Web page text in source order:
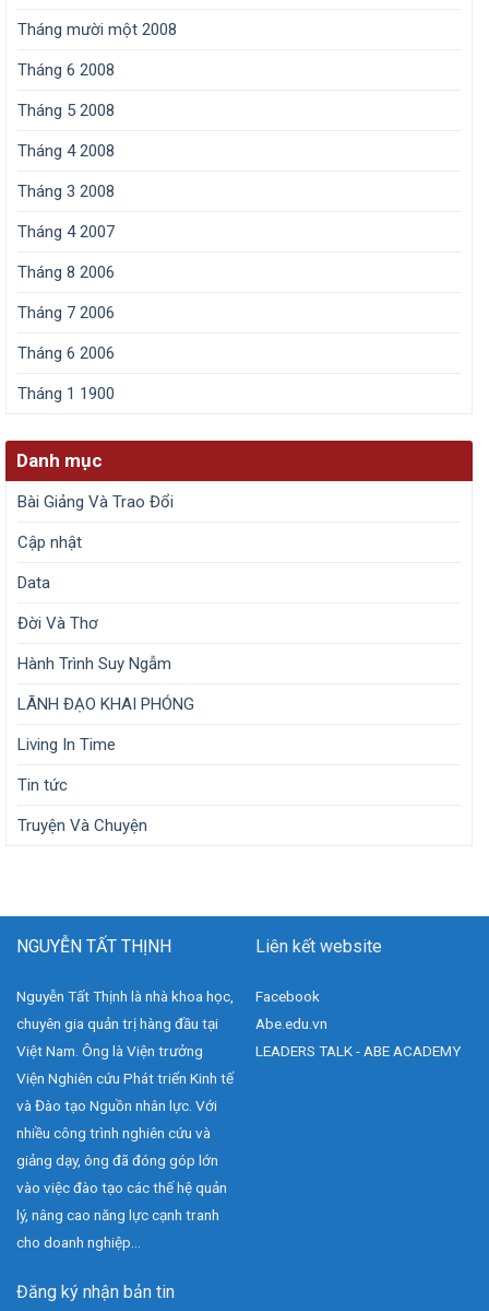
Tháng mười một 2008
Tháng 6 2008
Tháng 5 2008
Tháng 4 2008
Tháng 3 2008
Tháng 4 2007
Tháng 8 2006
Tháng 7 2006
Tháng 6 2006
Tháng 1 1900
Danh mục
Bài Giảng Và Trao Đổi
Cập nhật
Data
Đời Và Thơ
Hành Trình Suy Ngẫm
LÃNH ĐẠO KHAI PHÓNG
Living In Time
Tin tức
Truyện Và Chuyện
NGUYỄN TẤT THỊNH
Nguyễn Tất Thịnh là nhà khoa học,
chuyên gia quản trị hàng đầu tại
Việt Nam. Ông là Viện trưởng
Viện Nghiên cứu Phát triển Kinh tế
và Đào tạo Nguồn nhân lực. Với
nhiều công trình nghiên cứu và
giảng dạy, ông đã đóng góp lớn
vào việc đào tạo các thế hệ quản
lý, nâng cao năng lực cạnh tranh
cho doanh nghiệp...
Liên kết website
Facebook
Abe.edu.vn
LEADERS TALK - ABE ACADEMY
Đăng ký nhận bản tin